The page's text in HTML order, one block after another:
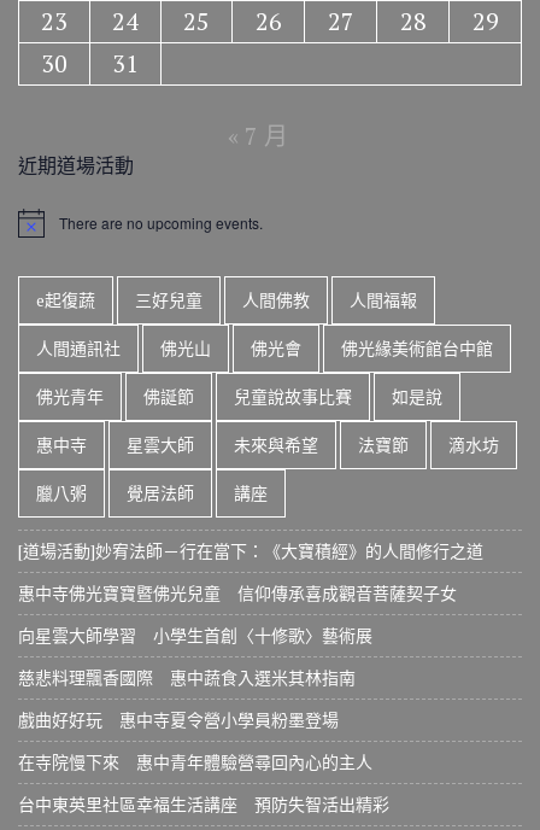
23
24 25 26 27 28
29
30
31
« 7 月
近期道場活動
N
e
There are no upcoming events.
e起復蔬 三好兒童 人間佛教 人間福報
人間通訊社 佛光山 佛光會 佛光緣美術館台中館
佛光青年 佛誕節 兒童說故事比賽 如是說
惠中寺 星雲大師 未來與希望 法寶節 滴水坊
臘八粥 覺居法師 講座
[道場活動]妙宥法師－行在當下：《大寶積經》的人間修行之道
惠中寺佛光寶寶暨佛光兒童 信仰傳承喜成觀音菩薩契子女
向星雲大師學習 小學生首創〈十修歌〉藝術展
慈悲料理飄香國際 惠中蔬食入選米其林指南
戲曲好好玩 惠中寺夏令營小學員粉墨登場
在寺院慢下來 惠中青年體驗營尋回內心的主人
台中東英里社區幸福生活講座 預防失智活出精彩